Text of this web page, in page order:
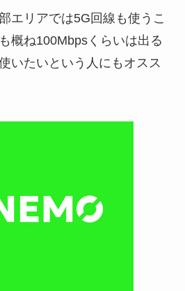
エリアでは5G回線も使うこ
概ね100Mbpsくらいは出る
いたいという人にもオスス